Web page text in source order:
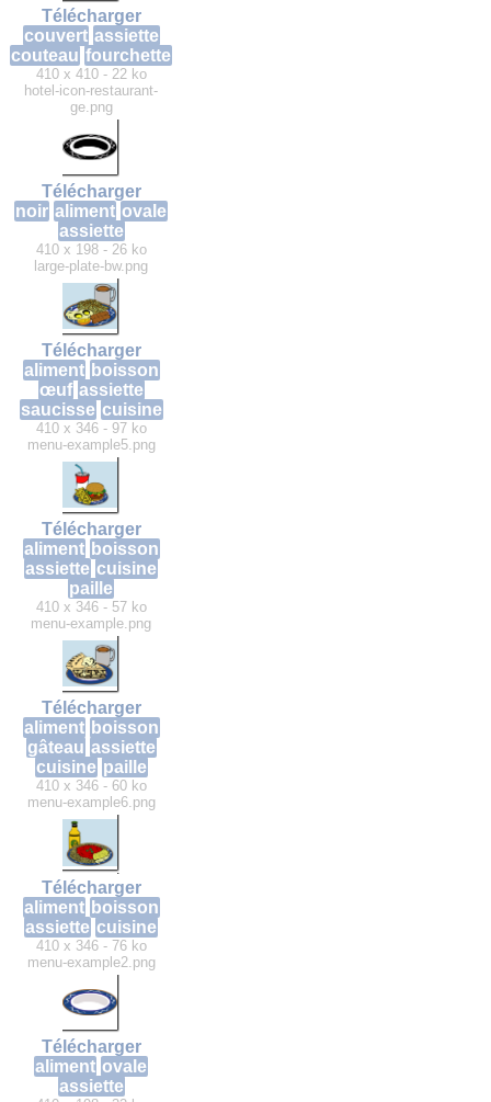
Télécharger
couvert assiette
couteau fourchette
410 x 410 - 22 ko
hotel-icon-restaurant-
ge.png
Télécharger
noir aliment ovale
assiette
410 x 198 - 26 ko
large-plate-bw.png
Télécharger
aliment boisson
œuf assiette
saucisse cuisine
410 x 346 - 97 ko
menu-example5.png
Télécharger
aliment boisson
assiette cuisine
paille
410 x 346 - 57 ko
menu-example.png
Télécharger
aliment boisson
gâteau assiette
cuisine paille
410 x 346 - 60 ko
menu-example6.png
Télécharger
aliment boisson
assiette cuisine
410 x 346 - 76 ko
menu-example2.png
Télécharger
aliment ovale
assiette